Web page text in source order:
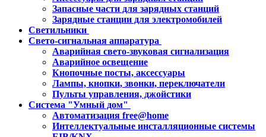
Запасные части для зарядных станций
Зарядные станции для электромобилей
Светильники
Свето-сигнальная аппаратура
Аварийная свето-звуковая сигнализация
Аварийное освещение
Кнопочные посты, аксессуары
Лампы, кнопки, звонки, переключатели
Пульты управления, джойстики
Система "Умный дом"
Автоматизация free@home
Интеллектуальные инсталляционные системы